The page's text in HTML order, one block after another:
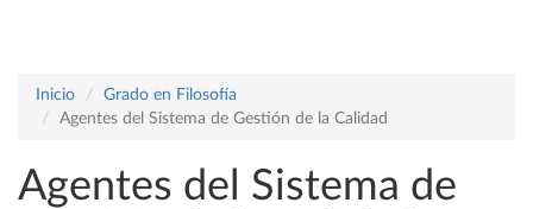
Inicio
Grado en Filosofía
Agentes del Sistema de Gestión de la Calidad
Agentes del Sistema de